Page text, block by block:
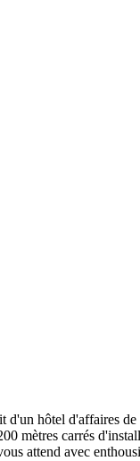
hôtel d'affaires
mètres carrés
attend avec